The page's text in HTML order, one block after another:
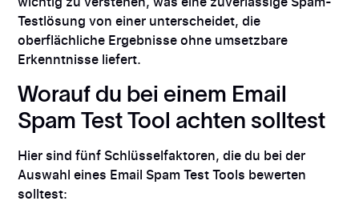
Testlösung von einer unterscheidet, die
oberflächliche Ergebnisse ohne umsetzbare
Erkenntnisse liefert.
Worauf du bei einem Email
Spam Test Tool achten solltest
Hier sind fünf Schlüsselfaktoren, die du bei der
Auswahl eines Email Spam Test Tools bewerten
solltest: